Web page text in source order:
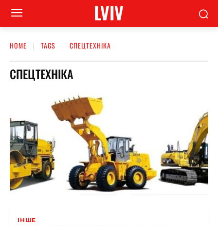
LVIV
HOME TAGS СПЕЦТЕХНІКА
СПЕЦТЕХНІКА
ІНШЕ